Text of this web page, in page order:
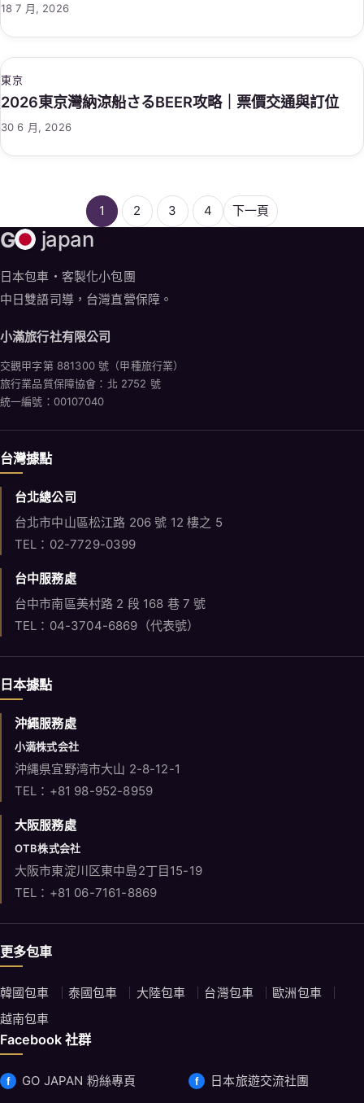
18 7 月, 2026
東京
2026東京灣納涼船さるBEER攻略｜票價交通與訂位
30 6 月, 2026
1 2 3 4 下一頁
G japan
日本包車・客製化小包團
中日雙語司導，台灣直營保障。
小滿旅行社有限公司
交觀甲字第 881300 號（甲種旅行業）
旅行業品質保障協會：北 2752 號
統一編號：00107040
台灣據點
台北總公司
台北市中山區松江路 206 號 12 樓之 5
TEL：02-7729-0399
台中服務處
台中市南區美村路 2 段 168 巷 7 號
TEL：04-3704-6869（代表號）
日本據點
沖繩服務處
小満株式会社
沖縄県宜野湾市大山 2-8-12-1
TEL：+81 98-952-8959
大阪服務處
OTB株式会社
大阪市東淀川区東中島2丁目15-19
TEL：+81 06-7161-8869
更多包車
韓國包車 泰國包車 大陸包車 台灣包車
歐洲包車
越南包車
Facebook 社群
GO JAPAN 粉絲專頁 日本旅遊交流社團